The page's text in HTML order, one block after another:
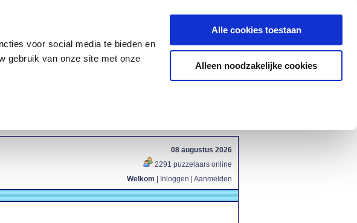
voor social media te bieden en
gebruik van onze site met onze
Alle cookies toestaan
Alleen noodzakelijke cookies
08 augustus 2026
2291 puzzelaars online
Welkom
Inloggen Aanmelden